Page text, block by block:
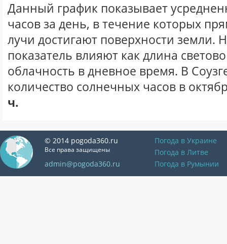
Данный график показывает
часов за день, в течение которых
лучи достигают поверхности земли.
показатель влияют как длина
облачность в дневное время. В
количество солнечных часов в
ч.
© 2014 pogoda360.ru
Все права защищены
admin@pogoda360.ru
Погода в Украине
Погода в Литве
Погода в Румынии